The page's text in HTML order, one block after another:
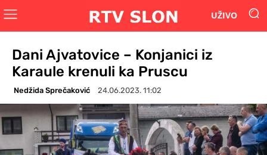
UŽIVO
Dani Ajvatovice – Konjanici iz
Karaule krenuli ka Pruscu
Nedžida Sprečaković 24.06.2023. 11:02